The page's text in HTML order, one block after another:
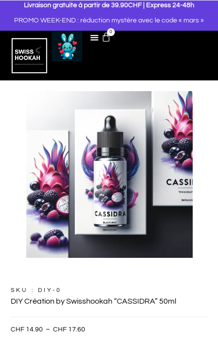
Livraison gratuite à partir de 39.90CHF | Express 24-48h
PROMO WEEK-END : réduction mystère avec le code « mars »
0
SKU : DIY-0
DIY Création by Swisshookah “CASSIDRA” 50ml
CHF 14.90 – CHF 17.60